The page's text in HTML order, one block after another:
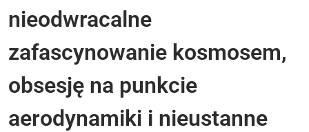
nieodwracalne
zafascynowanie kosmosem,
obsesję na punkcie
aerodynamiki i nieustanne